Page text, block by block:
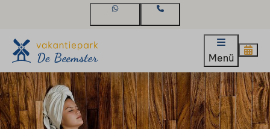
Menü